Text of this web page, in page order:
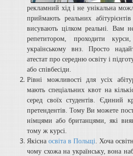
рекламний хід і не унікальна
приймають реальних
висувають цілком реальні. Вам
репетитором, проходити
українському внз. Просто
атестат про середню освіту і
або співбесіди.
Рівні можливості для усіх
мають спеціальних квот на
серед своїх студентів. Єдиний
претендентів. Тому Ви можете
німцями або британцями, які
тому ж курсі.
Якісна освіта в Польщі. Хоча
чому схожа на українську, вона